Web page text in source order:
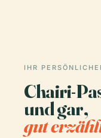
IHR
Chairi-
und gar,
gut